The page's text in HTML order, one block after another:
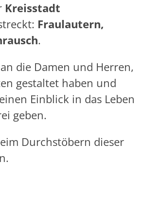
Kreisstadt
Fraulautern,
.
die Damen und Herren,
gestaltet haben und
Einblick in das Leben
geben.
Durchstöbern dieser